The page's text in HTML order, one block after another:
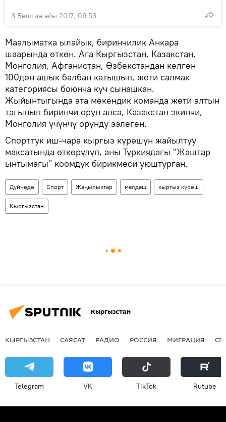
3 Бештин айы 2017, 09:53
Маалыматка ылайык, биринчилик Анкара
шаарында өткөн. Ага Кыргызстан, Казакстан,
Монголия, Афганистан, Өзбекстандан келген
100дөн ашык балбан катышып, жети салмак
категориясы боюнча күч сынашкан.
Жыйынтыгында ата мекендик команда жети алтын
тагынып биринчи орун алса, Казакстан экинчи,
Монголия үчүнчү орунду ээлеген.
Спорттук иш-чара кыргыз күрөшүн жайылтуу
максатында өткөрүлүп, аны Түркиядагы "Жаштар
ынтымагы" коомдук бирикмеси уюштурган.
Дүйнөдө Спорт Жаңылыктар мелдеш кыргыз күрөш
Кыргызстан
Кыргызстан
КЫРГЫЗСТАН САЯСАТ РАДИО РОССИЯ МИГРАЦИЯ
Telegram VK ТikТоk Rutube